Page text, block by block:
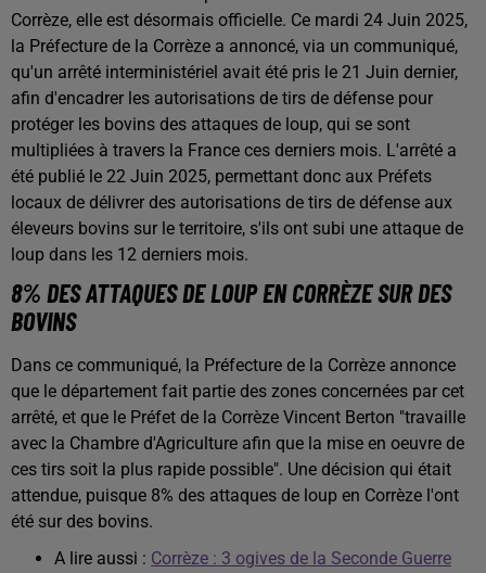
Corrèze, elle est désormais officielle. Ce mardi 24 Juin 2025,
la Préfecture de la Corrèze a annoncé, via un communiqué,
qu'un arrêté interministériel avait été pris le 21 Juin dernier,
afin d'encadrer les autorisations de tirs de défense pour
protéger les bovins des attaques de loup, qui se sont
multipliées à travers la France ces derniers mois. L'arrêté a
été publié le 22 Juin 2025, permettant donc aux Préfets
locaux de délivrer des autorisations de tirs de défense aux
éleveurs bovins sur le territoire, s'ils ont subi une attaque de
loup dans les 12 derniers mois.
8% DES ATTAQUES DE LOUP EN CORRÈZE SUR DES
BOVINS
Dans ce communiqué, la Préfecture de la Corrèze annonce
que le département fait partie des zones concernées par cet
arrêté, et que le Préfet de la Corrèze Vincent Berton "travaille
avec la Chambre d'Agriculture afin que la mise en oeuvre de
ces tirs soit la plus rapide possible". Une décision qui était
attendue, puisque 8% des attaques de loup en Corrèze l'ont
été sur des bovins.
A lire aussi : Corrèze : 3 ogives de la Seconde Guerre